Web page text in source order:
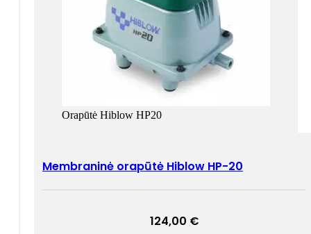
Orapūtė Hiblow HP20
Membraninė orapūtė Hiblow HP-20
124,00 €